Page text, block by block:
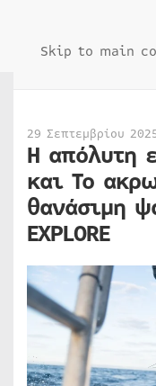
Skip to main
29 Σεπτεμβρίου
Η απόλυτη
και Το
θανάσιμη
EXPLORE